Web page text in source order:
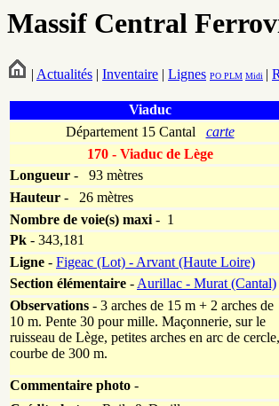
Massif Central
| Actualités | Inventaire | Lignes PO PLM Midi |
Viaduc
Département 15 Cantal carte
170 - Viaduc de Lège
Longueur -
93 mètres
Hauteur -
26 mètres
Nombre de voie(s) maxi- 1
Pk - 343,181
Ligne - Figeac (Lot) - Arvant (Haute Loire)
Section élémentaire -Aurillac - Murat (Cantal)
Observations - 3 arches de 15 m + 2 arches de
10 m. Pente 30 pour mille. Maçonnerie, sur le
ruisseau de Lège, petites arches en arc de cercle,
courbe de 300 m.
Commentaire photo -